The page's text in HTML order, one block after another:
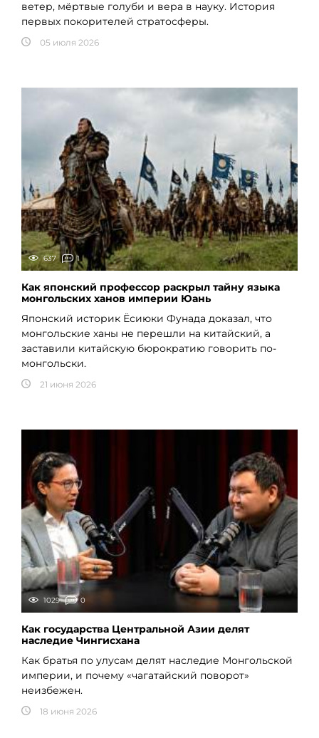
ветер, мёртвые голуби и вера в науку. История
первых покорителей стратосферы.
05 июля 2026
637 1
Как японский профессор раскрыл тайну языка
монгольских ханов империи Юань
Японский историк Ёсиюки Фунада доказал, что
монгольские ханы не перешли на китайский, а
заставили китайскую бюрократию говорить по-
монгольски.
21 июня 2026
1029 0
Как государства Центральной Азии делят
наследие Чингисхана
Как братья по улусам делят наследие Монгольской
империи, и почему «чагатайский поворот»
неизбежен.
18 июня 2026